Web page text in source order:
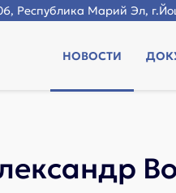
Республика Марий Эл,
НОВОСТИ